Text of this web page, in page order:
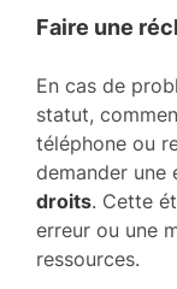
Faire une
En cas de
statut,
téléphone ou
demander une
droits. Cette
erreur ou une
ressources.